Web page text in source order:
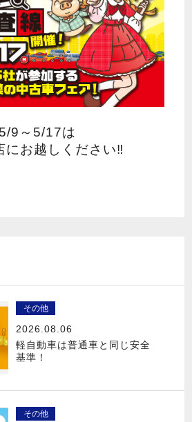
5/9～5/17は
にお越しください‼
その他
2026.08.06
軽自動車は普通車と同じ安全
基準！
その他